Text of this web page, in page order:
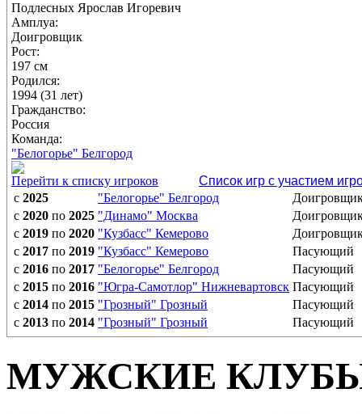
Подлесных Ярослав Игоревич
Амплуа:
Доигровщик
Рост:
197 см
Родился:
1994 (31 лет)
Гражданство:
Россия
Команда:
"Белогорье" Белгород
Перейти к списку игроков
Список игр с участием
с 2025 "Белогорье" Белгород
с 2020 по 2025 "Динамо" Москва
с 2019 по 2020 "Кузбасс" Кемерово
с 2017 по 2019 "Кузбасс" Кемерово
Пасующий
с 2016 по 2017 "Белогорье" Белгород
Пасующий
с 2015 по 2016 "Югра-Самотлор" Нижневартовск Пасующий
с 2014 по 2015 "Грозный" Грозный
Пасующий
с 2013 по 2014 "Грозный" Грозный Пасующий
МУЖСКИЕ